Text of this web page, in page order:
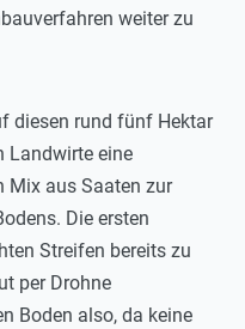
weiter zu
diesen rund fünf Hektar
Landwirte eine
Mix aus Saaten zur
Die ersten
Streifen bereits zu
per Drohne
Boden also, da keine